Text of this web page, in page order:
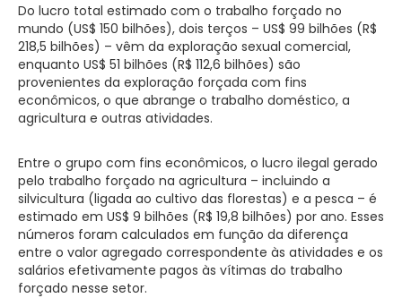
Do lucro total estimado com o trabalho forçado no
mundo (US$ 150 bilhões), dois terços – US$ 99 bilhões (R$
218,5 bilhões) – vêm da exploração sexual comercial,
enquanto US$ 51 bilhões (R$ 112,6 bilhões) são
provenientes da exploração forçada com fins
econômicos, o que abrange o trabalho doméstico, a
agricultura e outras atividades.
Entre o grupo com fins econômicos, o lucro ilegal gerado
pelo trabalho forçado na agricultura – incluindo a
silvicultura (ligada ao cultivo das florestas) e a pesca – é
estimado em US$ 9 bilhões (R$ 19,8 bilhões) por ano. Esses
números foram calculados em função da diferença
entre o valor agregado correspondente às atividades e os
salários efetivamente pagos às vítimas do trabalho
forçado nesse setor.